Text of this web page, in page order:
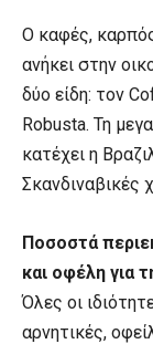
O καφές,
ανήκει στην
δύο είδη: τον
Robusta. Τη
κατέχει η
Σκανδιναβικές
Ποσοστά
και οφέλη για
Όλες οι
αρνητικές,